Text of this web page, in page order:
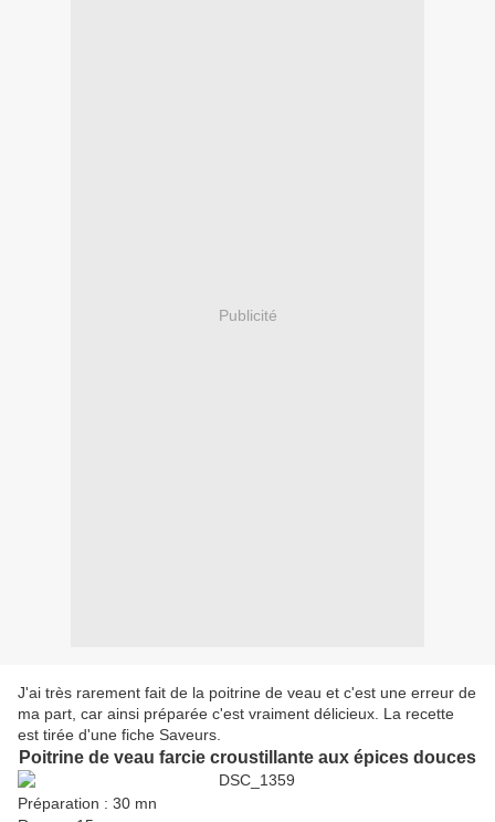
Publicité
J'ai très rarement fait de la poitrine de veau et c'est une erreur de
ma part, car ainsi préparée c'est vraiment délicieux. La recette
est tirée d'une fiche Saveurs.
Poitrine de veau farcie croustillante aux épices douces
Préparation : 30 mn